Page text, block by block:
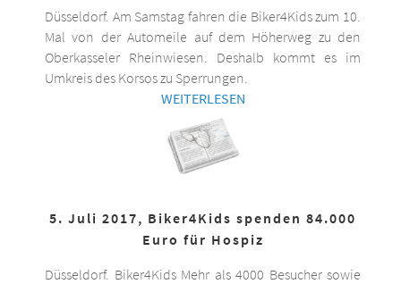
Düsseldorf. Am Samstag fahren die Biker4Kids zum 10.
Mal von der Automeile auf dem Höherweg zu den
Oberkasseler Rheinwiesen. Deshalb kommt es im
Umkreis des Korsos zu Sperrungen.
WEITERLESEN
5. Juli 2017, Biker4Kids spenden 84.000
Euro für Hospiz
Düsseldorf. Biker4Kids Mehr als 4000 Besucher sowie